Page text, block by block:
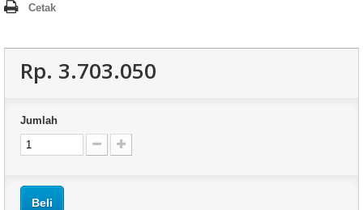
Cetak
Rp‎. 3.703.050
Jumlah
Beli